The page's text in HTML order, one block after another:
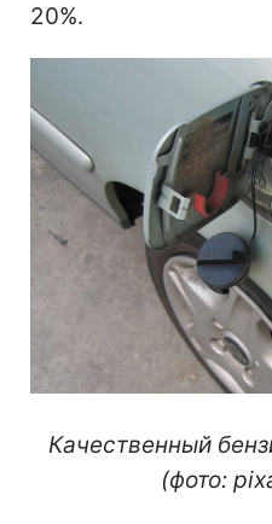
20%.
Качественный
(фото: